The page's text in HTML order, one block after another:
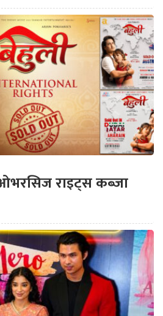
ओभरसिज राइट्स कब्जा